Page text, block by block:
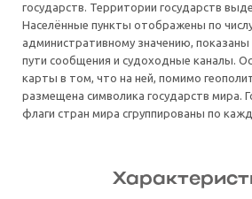
государств. Территории государств
Населённые пункты отображены по
административному значению,
пути сообщения и судоходные каналы.
карты в том, что на ней, помимо
размещена символика государств мира.
флаги стран мира сгруппированы по